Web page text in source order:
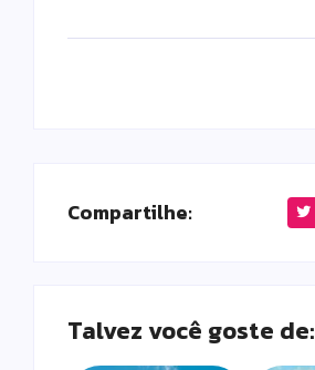
Compartilhe:
Talvez você goste de: